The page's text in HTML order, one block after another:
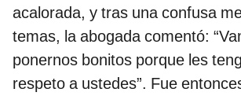
acalorada, y tras una confusa
temas, la abogada comentó:
ponernos bonitos porque les
respeto a ustedes”. Fue